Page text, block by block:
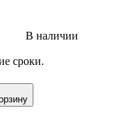
В наличии
сроки.